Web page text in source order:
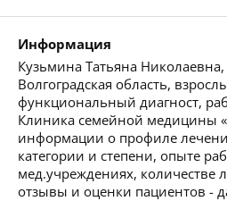
Информация
Кузьмина Татьяна Николаевна,
Волгоградская область,
функциональный диагност,
Клиника семейной медицины
информации о профиле
категории и степени, опыте
мед.учреждениях, количестве
отзывы и оценки пациентов -